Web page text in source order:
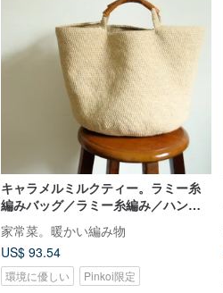
キャラメルミルクティー。ラミー糸
編みバッグ／ラミー糸編み／ハンド
バッグ／編みバッグ
家常菜。暖かい編み物
US$ 93.54
環境に優しい Pinkoi限定